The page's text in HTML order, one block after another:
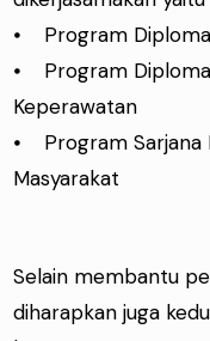
⦁ Program Diploma
⦁ Program
Keperawatan
⦁ Program Sarjana
Masyarakat
Selain membantu
diharapkan juga